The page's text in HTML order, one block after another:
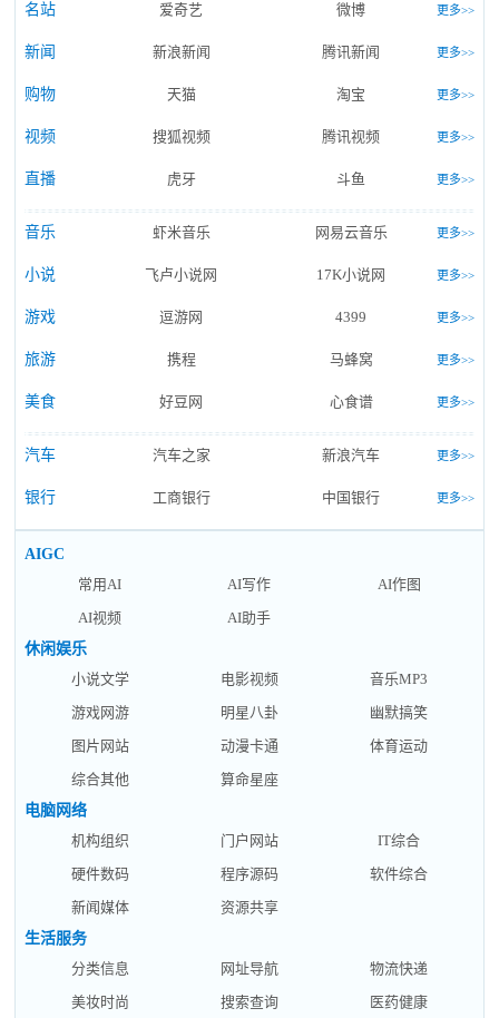
AIGC
常用AI
AI写作
AI作图
AI视频
AI助手
休闲娱乐
小说文学
电影视频
音乐MP3
游戏网游
明星八卦
幽默搞笑
图片网站
动漫卡通
体育运动
综合其他
算命星座
电脑网络
机构组织
门户网站
IT综合
硬件数码
程序源码
软件综合
新闻媒体
资源共享
生活服务
分类信息
网址导航
物流快递
美妆时尚
搜索查询 医药健康
名站 爱奇艺 微博 更多>>
新闻 新浪新闻 腾讯新闻 更多>>
购物 天猫 淘宝 更多>>
视频 搜狐视频 腾讯视频 更多>>
直播 虎牙 斗鱼 更多>>
音乐 虾米音乐 网易云音乐 更多>>
小说 飞卢小说网 17K小说网 更多>>
游戏 逗游网 4399 更多>>
旅游 携程 马蜂窝 更多>>
美食 好豆网 心食谱 更多>>
汽车 汽车之家 新浪汽车 更多>>
银行 工商银行 中国银行 更多>>